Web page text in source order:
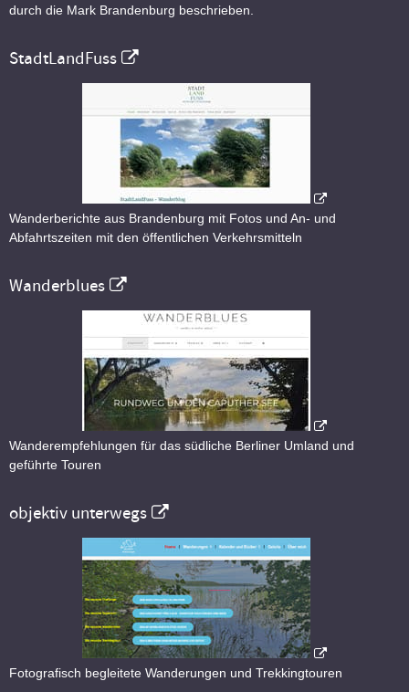
durch die Mark Brandenburg beschrieben.
StadtLandFuss
Wanderberichte aus Brandenburg mit Fotos und An- und
Abfahrtszeiten mit den öffentlichen Verkehrsmitteln
Wanderblues
Wanderempfehlungen für das südliche Berliner Umland und
geführte Touren
objektiv unterwegs
Fotografisch begleitete Wanderungen und Trekkingtouren